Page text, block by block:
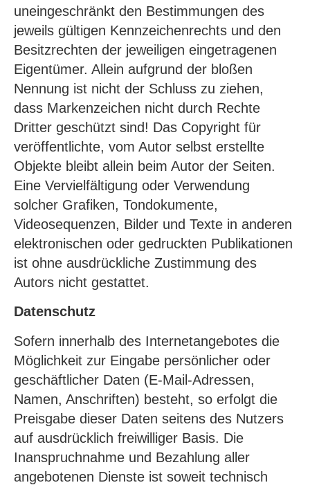
uneingeschränkt den Bestimmungen des
jeweils gültigen Kennzeichenrechts und den
Besitzrechten der jeweiligen eingetragenen
Eigentümer. Allein aufgrund der bloßen
Nennung ist nicht der Schluss zu ziehen,
dass Markenzeichen nicht durch Rechte
Dritter geschützt sind! Das Copyright für
veröffentlichte, vom Autor selbst erstellte
Objekte bleibt allein beim Autor der Seiten.
Eine Vervielfältigung oder Verwendung
solcher Grafiken, Tondokumente,
Videosequenzen, Bilder und Texte in anderen
elektronischen oder gedruckten Publikationen
ist ohne ausdrückliche Zustimmung des
Autors nicht gestattet.
Datenschutz
Sofern innerhalb des Internetangebotes die
Möglichkeit zur Eingabe persönlicher oder
geschäftlicher Daten (E-Mail-Adressen,
Namen, Anschriften) besteht, so erfolgt die
Preisgabe dieser Daten seitens des Nutzers
auf ausdrücklich freiwilliger Basis. Die
Inanspruchnahme und Bezahlung aller
angebotenen Dienste ist soweit technisch